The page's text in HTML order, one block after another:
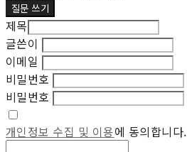
질문 쓰기
제목
글쓴이
이메일
비밀번호
비밀번호
개인정보 수집 및 이용에 동의합니다.